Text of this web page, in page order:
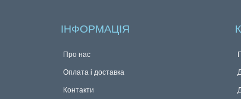
ІНФОРМАЦІЯ
Про нас
Оплата і доставка
Контакти